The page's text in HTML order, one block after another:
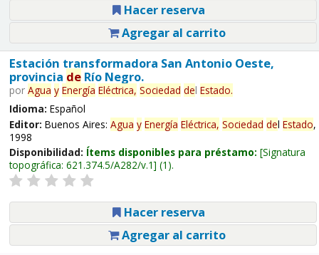
Hacer reserva
Agregar al carrito
Estación transformadora San Antonio Oeste,
provincia deRío Negro.
por Agua y Energía Eléctrica, Sociedad del Estado.
Idioma: Español
Editor: Buenos Aires: Agua y Energía Eléctrica, Sociedad del Estado,
1998
Disponibilidad: Ítems disponibles para préstamo: Signatura
topográfica: 621.374.5/A282/v.1 (1).
Hacer reserva
Agregar al carrito